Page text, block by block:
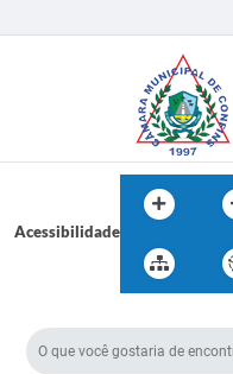
Acessibilidade